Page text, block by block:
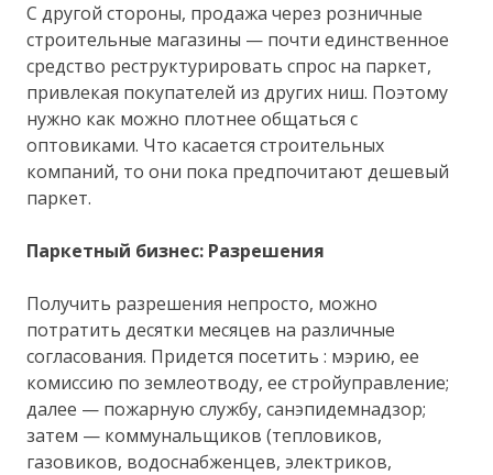
С другой стороны, продажа через розничные
строительные магазины — почти единственное
средство реструктурировать спрос на паркет,
привлекая покупателей из других ниш. Поэтому
нужно как можно плотнее общаться с
оптовиками. Что касается строительных
компаний, то они пока предпочитают дешевый
паркет.
Паркетный бизнес: Разрешения
Получить разрешения непросто, можно
потратить десятки месяцев на различные
согласования. Придется посетить : мэрию, ее
комиссию по землеотводу, ее стройуправление;
далее — пожарную службу, санэпидемнадзор;
затем — коммунальщиков (тепловиков,
газовиков, водоснабженцев, электриков,